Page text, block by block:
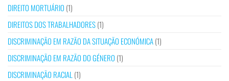
DIREITO MORTUÁRIO (1)
DIREITOS DOS TRABALHADORES(1)
DISCRIMINAÇÃO EM RAZÃO DA SITUAÇÃO ECONÓMICA(1)
DISCRIMINAÇÃO EM RAZÃO DO GÉNERO (1)
DISCRIMINAÇÃO RACIAL (1)